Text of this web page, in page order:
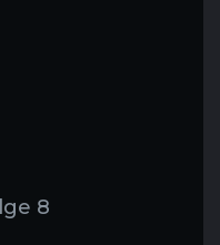
8